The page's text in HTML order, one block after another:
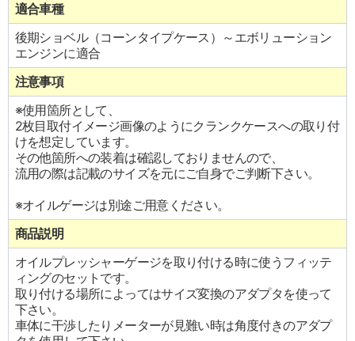
適合車種
後期ショベル（コーンタイプケース）～エボリューション
エンジンに適合
注意事項
※使用箇所として、
2枚目取付イメージ画像のようにクランクケースへの取り付
けを想定しています。
その他箇所への装着は確認しておりませんので、
流用の際は記載のサイズを元にご自身でご判断下さい。
※オイルゲージは別途ご用意ください。
商品説明
オイルプレッシャーゲージを取り付ける時に使うフィッテ
ィングのセットです。
取り付ける場所によってはサイズ変換のアダプタを使って
下さい。
車体に干渉したりメーターが見難い時は角度付きのアダプ